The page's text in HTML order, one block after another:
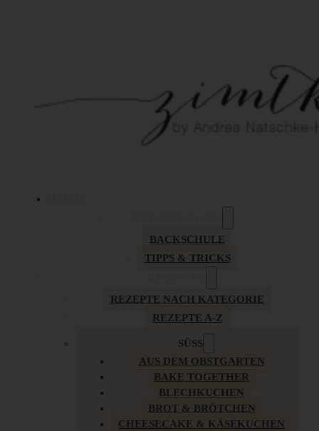
BACKSCHULE
TIPPS & TRICKS
REZEPTE NACH KATEGORIE
REZEPTE A-Z
SÜSS
AUS DEM OBSTGARTEN
BAKE TOGETHER
BLECHKUCHEN
BROT & BRÖTCHEN
CHEESECAKE & KÄSEKUCHEN